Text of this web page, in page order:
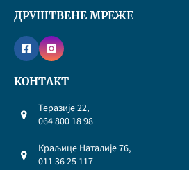
ДРУШТВЕНЕ МРЕЖЕ
КОНТАКТ
Теразије 22,
064 800 18 98
Краљице Наталије 76,
011 36 25 117